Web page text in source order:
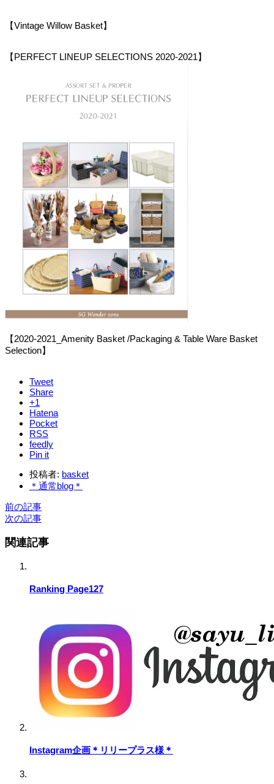
【Vintage Willow Basket】
【PERFECT LINEUP SELECTIONS 2020-2021】
【2020-2021_Amenity Basket /Packaging & Table Ware Basket
Selection】
Tweet
Share
+1
Hatena
Pocket
RSS
feedly
Pin it
投稿者: basket
＊通常blog＊
前の記事
次の記事
関連記事
Ranking Page127
Instagram企画＊リリープラス様＊